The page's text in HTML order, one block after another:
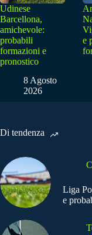
Udinese
Barcellona,
amichevole:
probabili
formazioni e
pronostico
8 Agosto
2026
e
Di tendenza
Liga
e